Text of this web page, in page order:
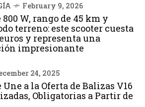
February 9, 2026
W, rango de 45 km y
terreno: este scooter cuesta
y representa una
impresionante
24, 2025
Une a la Oferta de Balizas V16
Obligatorias a Partir de